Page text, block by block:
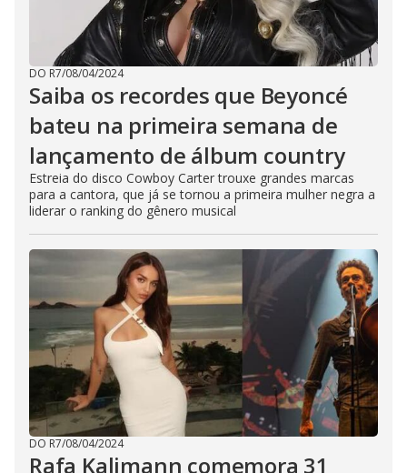
DO R7/08/04/2024
Saiba os recordes que Beyoncé
bateu na primeira semana de
lançamento de álbum country
Estreia do disco Cowboy Carter trouxe grandes marcas
para a cantora, que já se tornou a primeira mulher negra a
liderar o ranking do gênero musical
DO R7/08/04/2024
Rafa Kalimann comemora 31